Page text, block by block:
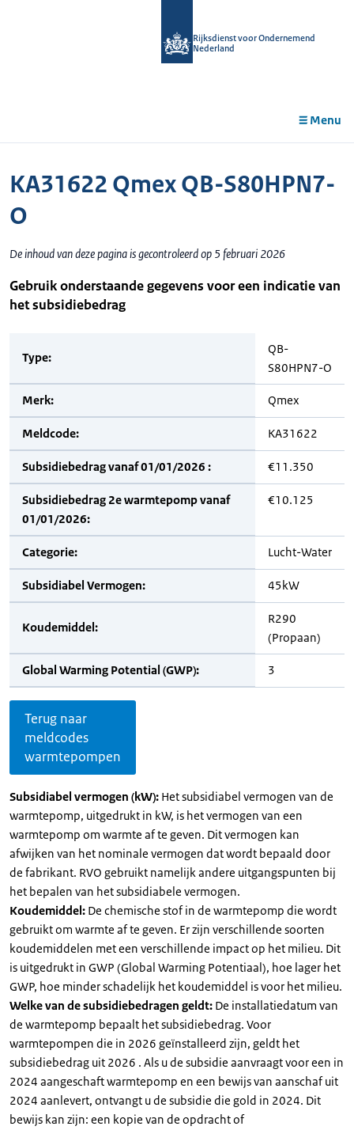
Rijksdienst voor Ondernemend
Nederland
Menu
KA31622 Qmex QB-S80HPN7-
O
De inhoud van deze pagina is gecontroleerd op 5 februari 2026
Gebruik onderstaande gegevens voor een indicatie van
het subsidiebedrag
Type:
QB-
S80HPN7-O
Merk: Qmex
Meldcode: KA31622
Subsidiebedrag vanaf 01/01/2026 : €11.350
Subsidiebedrag 2e warmtepomp vanaf
01/01/2026:
€10.125
Categorie: Lucht-Water
Subsidiabel Vermogen: 45kW
Koudemiddel:
R290
(Propaan)
Global Warming Potential (GWP): 3
Terug naar
meldcodes
warmtepompen
Subsidiabel vermogen (kW): Het subsidiabel vermogen van de
warmtepomp, uitgedrukt in kW, is het vermogen van een
warmtepomp om warmte af te geven. Dit vermogen kan
afwijken van het nominale vermogen dat wordt bepaald door
de fabrikant. RVO gebruikt namelijk andere uitgangspunten bij
het bepalen van het subsidiabele vermogen.
Koudemiddel: De chemische stof in de warmtepomp die wordt
gebruikt om warmte af te geven. Er zijn verschillende soorten
koudemiddelen met een verschillende impact op het milieu. Dit
is uitgedrukt in GWP (Global Warming Potentiaal), hoe lager het
GWP, hoe minder schadelijk het koudemiddel is voor het milieu.
Welke van de subsidiebedragen geldt: De installatiedatum van
de warmtepomp bepaalt het subsidiebedrag. Voor
warmtepompen die in 2026 geïnstalleerd zijn, geldt het
subsidiebedrag uit 2026 . Als u de subsidie aanvraagt voor een in
2024 aangeschaft warmtepomp en een bewijs van aanschaf uit
2024 aanlevert, ontvangt u de subsidie die gold in 2024. Dit
bewijs kan zijn: een kopie van de opdracht of